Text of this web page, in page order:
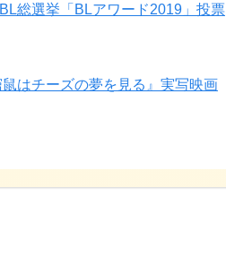
総選挙「BLアワード2019」投票
はチーズの夢を見る』実写映画